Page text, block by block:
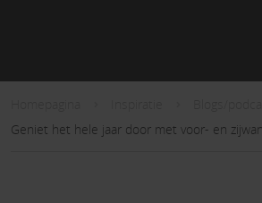
Geniet het hele jaar door met voor- en